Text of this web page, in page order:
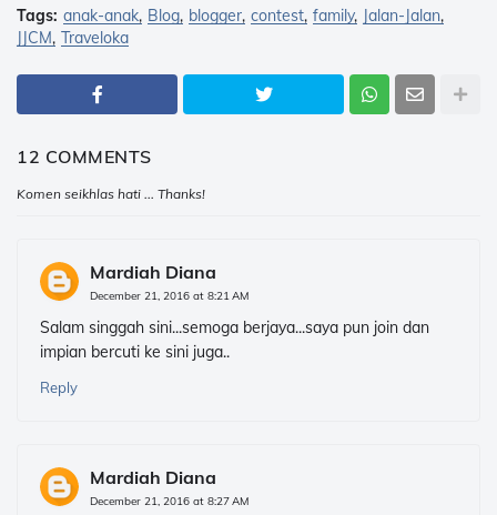
Tags: anak-anak Blog blogger contest family Jalan-Jalan
JJCM Traveloka
12 COMMENTS
Komen seikhlas hati ... Thanks!
Mardiah Diana
December 21, 2016 at 8:21 AM
Salam singgah sini...semoga berjaya...saya pun join dan
impian bercuti ke sini juga..
Reply
Mardiah Diana
December 21, 2016 at 8:27 AM